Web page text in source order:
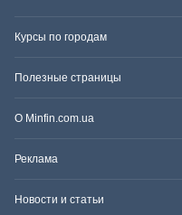
Курсы по городам
Полезные страницы
О Minfin.com.ua
Реклама
Новости и статьи